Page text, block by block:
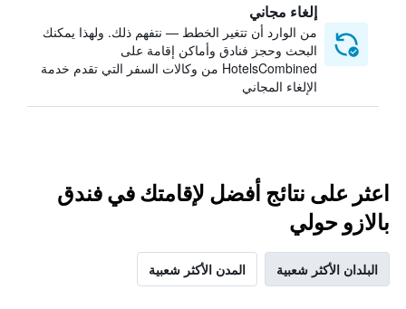
إلغاء مجاني
من الوارد أن تتغير الخطط — نتفهم ذلك. ولهذا يمكنك
البحث وحجز فنادق وأماكن إقامة على
HotelsCombined من وكالات السفر التي تقدم خدمة
الإلغاء المجاني
اعثر على نتائج أفضل لإقامتك في فندق
بالازو حولي
البلدان الأكثر شعبية المدن الأكثر شعبية